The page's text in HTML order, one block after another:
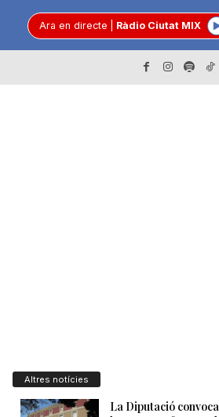
Ara en directe Ràdio Ciutat MIX
Altres notícies